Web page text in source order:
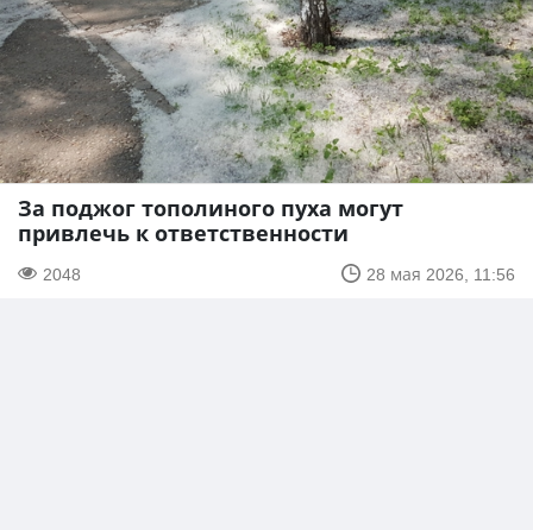
За поджог тополиного пуха могут
привлечь к ответственности
2048 28 мая 2026, 11:56